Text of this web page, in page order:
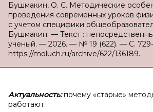
Бушмакин, О. С. Методические
проведения современных уроков
с учетом специфики
Бушмакин. — Текст :
ученый. — 2026. — № 19 (622). — С.
https://moluch.ru/archive/622/136189.
Актуальность:почему «старые»
работают.